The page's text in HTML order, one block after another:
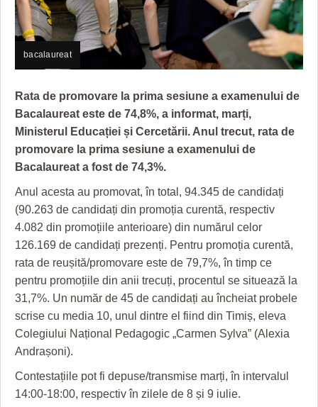
ZÂMBETE AMARE
GRĂDINA TAICII DOMNULUI
CU OIŞTEA-N KIERKEGAARD
FINANŢĂRI DE LA A LA Z
PE SURSE
CULTURA
CRONICĂ DE FILM
FILME DOCUMENTARE
JOCURI ONLINE
MAI MULTE
ACCIDENTE
INFO SI UTILE
INVATAMANT
FILME DOCUMENTARE
CLIPURI VIDEO
JOCURI ONLINE
DIVERSE
HARTA TIMIŞOAREI
LICEE, ŞCOLI ŞI GRĂDINIŢE DIN TIMIŞ
bacalaureat
Rata de promovare la prima sesiune a examenului de
Bacalaureat este de 74,8%, a informat, marți,
Ministerul Educației și Cercetării. Anul trecut, rata de
promovare la prima sesiune a examenului de
Bacalaureat a fost de 74,3%.
Anul acesta au promovat, în total, 94.345 de candidați
(90.263 de candidați din promoția curentă, respectiv
4.082 din promoțiile anterioare) din numărul celor
126.169 de candidați prezenți. Pentru promoția curentă,
rata de reușită/promovare este de 79,7%, în timp ce
pentru promoțiile din anii trecuți, procentul se situează la
31,7%. Un număr de 45 de candidați au încheiat probele
scrise cu media 10, unul dintre el fiind din Timiș, eleva
Colegiului Național Pedagogic „Carmen Sylva” (Alexia
Andrașoni).
Contestațiile pot fi depuse/transmise marți, în intervalul
14:00-18:00, respectiv în zilele de 8 și 9 iulie.